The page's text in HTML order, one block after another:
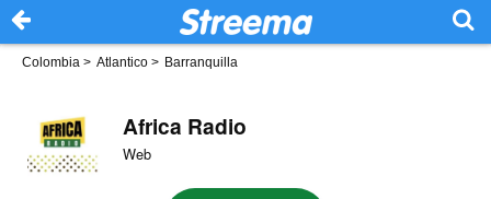
Colombia > Atlantico > Barranquilla
Africa Radio
Web